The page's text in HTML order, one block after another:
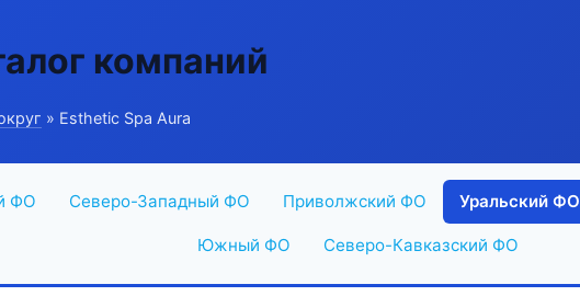
компаний
» Esthetic Spa Aura
ФО Северо-Западный ФО Приволжский ФО Уральский ФО
Южный ФО Северо-Кавказский ФО